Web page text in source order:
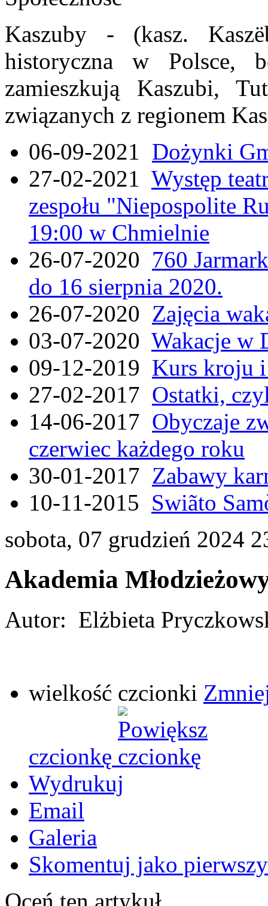
Kaszuby - (kasz.
historyczna w Polsce,
zamieszkują Kaszubi,
związanych z regionem
06-09-2021 Dożynki
27-02-2021 Występ
zespołu "Niepospolite
19:00 w Chmielnie
26-07-2020 760
do 16 sierpnia 2020.
26-07-2020 Zajęcia
03-07-2020 Wakacje w
09-12-2019 Kurs kroju i
27-02-2017 Ostatki,
14-06-2017 Obyczaje
czerwiec każdego roku
30-01-2017 Zabawy
10-11-2015 Swiãto
sobota, 07 grudzień 2024
Akademia
Autor: Elżbieta
wielkość czcionki
czcionkę
Wydrukuj
Email
Galeria
Skomentuj jako